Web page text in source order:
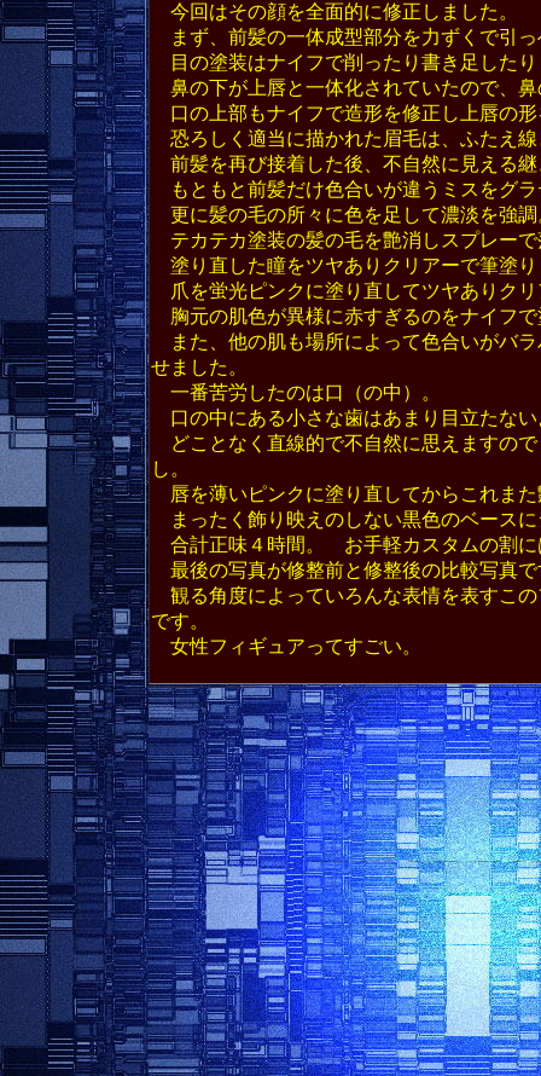
今回はその顔を全面的に修正しました。
まず、前髪の一体成型部分を力ずくで引
目の塗装はナイフで削ったり書き足した
鼻の下が上唇と一体化されていたので、
口の上部もナイフで造形を修正し上唇の形
恐ろしく適当に描かれた眉毛は、ふたえ
前髪を再び接着した後、不自然に見える
もともと前髪だけ色合いが違うミスをグ
更に髪の毛の所々に色を足して濃淡を強調
テカテカ塗装の髪の毛を艶消しスプレー
塗り直した瞳をツヤありクリアーで筆塗
爪を蛍光ピンクに塗り直してツヤありク
胸元の肌色が異様に赤すぎるのをナイフ
また、他の肌も場所によって色合いがバ
せました。
一番苦労したのは口（の中）。
口の中にある小さな歯はあまり目立たな
どことなく直線的で不自然に思えますの
し。
唇を薄いピンクに塗り直してからこれま
まったく飾り映えのしない黒色のベース
合計正味４時間。 お手軽カスタムの割に
最後の写真が修整前と修整後の比較写真で
観る角度によっていろんな表情を表すこ
です。
女性フィギュアってすごい。